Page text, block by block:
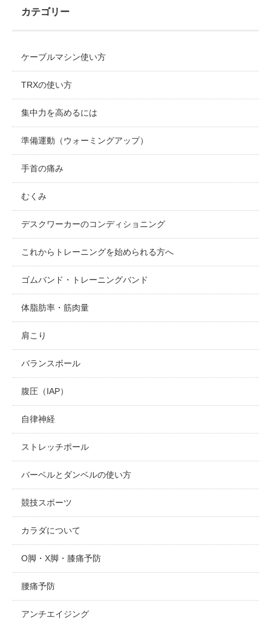
カテゴリー
ケーブルマシン使い方
TRXの使い方
集中力を高めるには
準備運動（ウォーミングアップ）
手首の痛み
むくみ
デスクワーカーのコンディショニング
これからトレーニングを始められる方へ
ゴムバンド・トレーニングバンド
体脂肪率・筋肉量
肩こり
バランスボール
腹圧（IAP）
自律神経
ストレッチポール
バーベルとダンベルの使い方
競技スポーツ
カラダについて
O脚・X脚・膝痛予防
腰痛予防
アンチエイジング